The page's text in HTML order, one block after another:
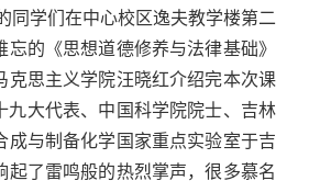
同学们在中心校区逸夫教学楼第二
忘的《思想道德修养与法律基础》
克思主义学院汪晓红介绍完本次课
大代表、中国科学院院士、吉林
成与制备化学国家重点实验室于吉
起了雷鸣般的热烈掌声，很多慕名